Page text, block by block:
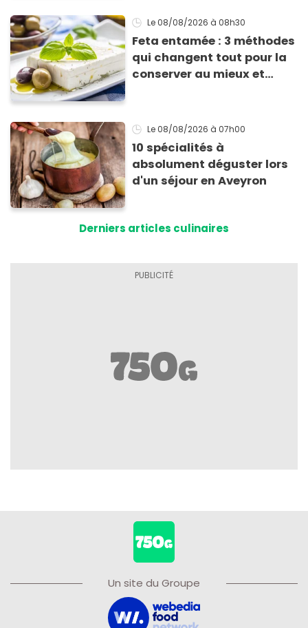
Le 08/08/2026 à 08h30
Feta entamée : 3 méthodes
qui changent tout pour la
conserver au mieux et
Le 08/08/2026 à 07h00
10 spécialités à
absolument déguster lors
d'un séjour en Aveyron
Derniers articles culinaires
Un site du Groupe